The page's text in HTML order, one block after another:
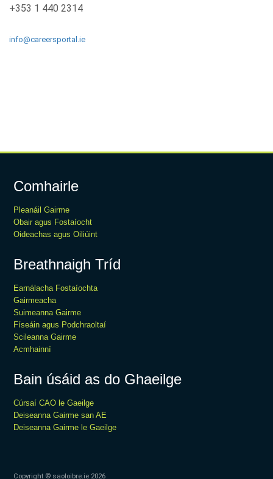
+353 1 440 2314
info@careersportal.ie
Comhairle
Pleanáil Gairme
Obair agus Fostaíocht
Oideachas agus Oiliúint
Breathnaigh Tríd
Earnálacha Fostaíochta
Gairmeacha
Suimeanna Gairme
Físeáin agus Podchraoltaí
Scileanna Gairme
Acmhainní
Bain úsáid as do Ghaeilge
Cúrsaí CAO le Gaeilge
Deiseanna Gairme san AE
Deiseanna Gairme le Gaeilge
Copyright © saoloibre.ie 2026